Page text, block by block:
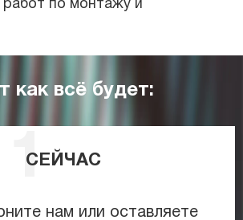
по монтажу и
как всё будет:
СЕЙЧАС
нам или оставляете